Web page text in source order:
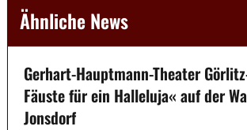
Ähnliche News
Gerhart-Hauptmann-Theater
Fäuste für ein Halleluja« auf der
Jonsdorf